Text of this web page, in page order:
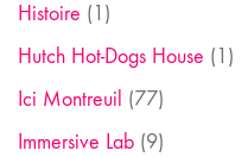
Histoire (1)
Hutch Hot-Dogs House (1)
Ici Montreuil (77)
Immersive Lab (9)